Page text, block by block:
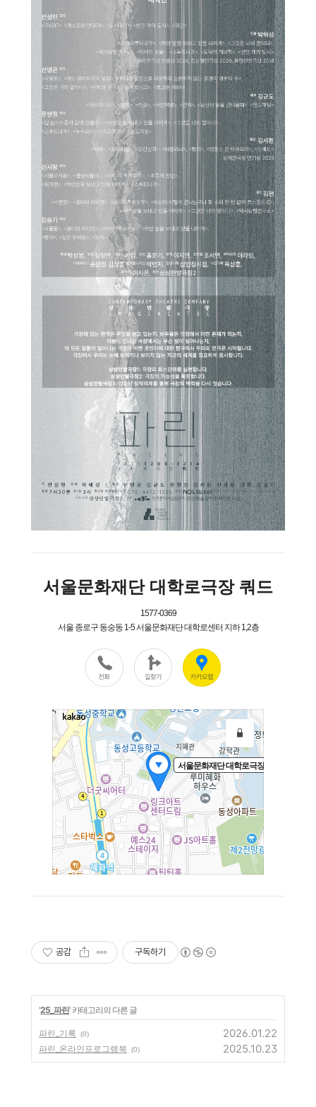
공감 구독하기
'25_파린' 카테고리의 다른 글
파린_기록 (0) 2026.01.22
파린_온라인프로그램북 (0) 2025.10.23